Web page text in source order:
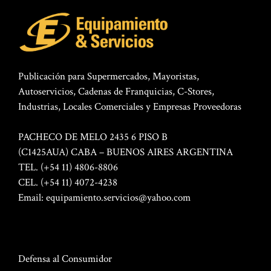
Publicación para Supermercados, Mayoristas,
Autoservicios, Cadenas de Franquicias, C-Stores,
Industrias, Locales Comerciales y Empresas Proveedoras
PACHECO DE MELO 2435 6 PISO B
(C1425AUA) CABA – BUENOS AIRES ARGENTINA
TEL. (+54 11) 4806-8806
CEL. (+54 11) 4072-4238
Email: equipamiento.servicios@yahoo.com
Defensa al Consumidor